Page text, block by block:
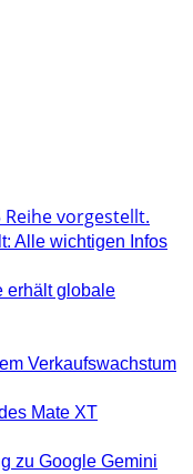
Alle wichtigen Infos
erhält globale
Verkaufswachstum
Mate XT
zu Google Gemini